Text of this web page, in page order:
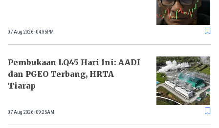
07 Aug 2026 - 04:35PM
Pembukaan LQ45 Hari Ini: AADI
dan PGEO Terbang, HRTA
Tiarap
07 Aug 2026 - 09:25AM